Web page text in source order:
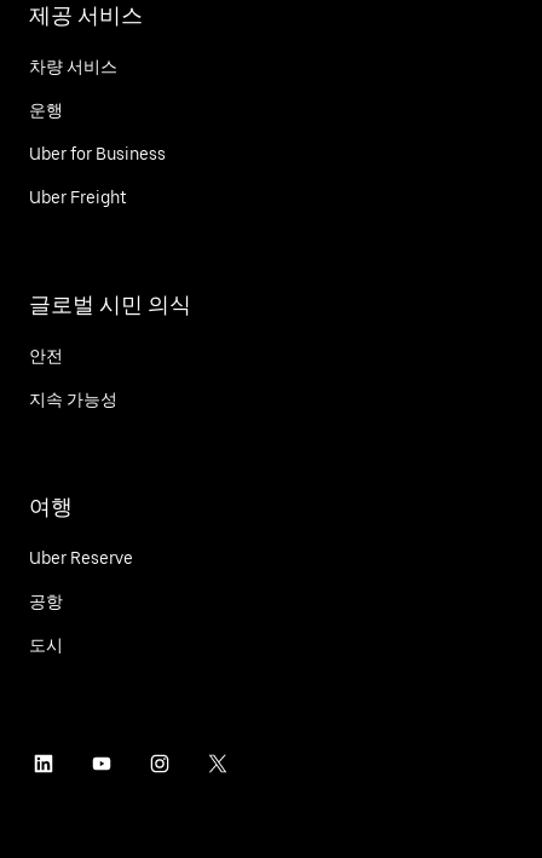
제공 서비스
차량 서비스
운행
Uber for Business
Uber Freight
글로벌 시민 의식
안전
지속 가능성
여행
Uber Reserve
공항
도시